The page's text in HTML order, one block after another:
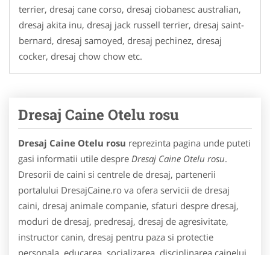
terrier, dresaj cane corso, dresaj ciobanesc australian,
dresaj akita inu, dresaj jack russell terrier, dresaj saint-
bernard, dresaj samoyed, dresaj pechinez, dresaj
cocker, dresaj chow chow etc.
Dresaj Caine Otelu rosu
Dresaj Caine Otelu rosu reprezinta pagina unde puteti
gasi informatii utile despre Dresaj Caine Otelu rosu.
Dresorii de caini si centrele de dresaj, partenerii
portalului DresajCaine.ro va ofera servicii de dresaj
caini, dresaj animale companie, sfaturi despre dresaj,
moduri de dresaj, predresaj, dresaj de agresivitate,
instructor canin, dresaj pentru paza si protectie
personala, educarea, socializarea, disciplinarea cainelui